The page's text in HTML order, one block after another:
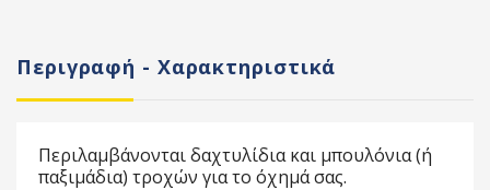
Περιγραφή - Χαρακτηριστικά
Περιλαμβάνονται δαχτυλίδια και μπουλόνια (ή
παξιμάδια) τροχών για το όχημά σας.